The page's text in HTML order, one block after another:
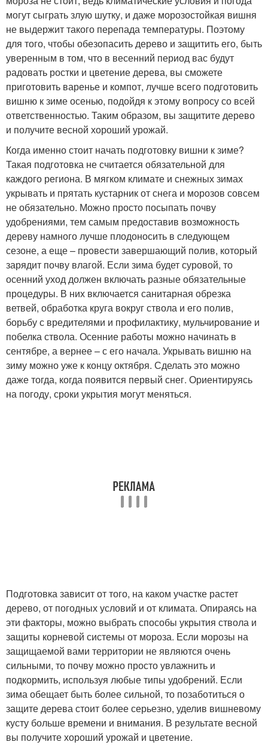
могут сыграть злую шутку, и даже морозостойкая вишня
не выдержит такого перепада температуры. Поэтому
для того, чтобы обезопасить дерево и защитить его, быть
уверенным в том, что в весенний период вас будут
радовать ростки и цветение дерева, вы сможете
приготовить варенье и компот, лучше всего подготовить
вишню к зиме осенью, подойдя к этому вопросу со всей
ответственностью. Таким образом, вы защитите дерево
и получите весной хороший урожай.
Когда именно стоит начать подготовку вишни к зиме?
Такая подготовка не считается обязательной для
каждого региона. В мягком климате и снежных зимах
укрывать и прятать кустарник от снега и морозов совсем
не обязательно. Можно просто посыпать почву
удобрениями, тем самым предоставив возможность
дереву намного лучше плодоносить в следующем
сезоне, а еще – провести завершающий полив, который
зарядит почву влагой. Если зима будет суровой, то
осенний уход должен включать разные обязательные
процедуры. В них включается санитарная обрезка
ветвей, обработка круга вокруг ствола и его полив,
борьбу с вредителями и профилактику, мульчирование и
побелка ствола. Осенние работы можно начинать в
сентябре, а вернее – с его начала. Укрывать вишню на
зиму можно уже к концу октября. Сделать это можно
даже тогда, когда появится первый снег. Ориентируясь
на погоду, сроки укрытия могут меняться.
Подготовка зависит от того, на каком участке растет
дерево, от погодных условий и от климата. Опираясь на
эти факторы, можно выбрать способы укрытия ствола и
защиты корневой системы от мороза. Если морозы на
защищаемой вами территории не являются очень
сильными, то почву можно просто увлажнить и
подкормить, используя любые типы удобрений. Если
зима обещает быть более сильной, то позаботиться о
защите дерева стоит более серьезно, уделив вишневому
кусту больше времени и внимания. В результате весной
вы получите хороший урожай и цветение.